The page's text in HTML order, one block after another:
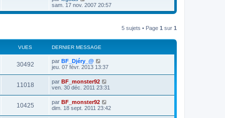
m
e
e
i
e
a
g
e
e
e
e
r
s
s
a
g
e
o
i
e
r
e
r
m
e
s
s
a
g
sam. 17 nov. 2007 20:57
5 sujets • Page 1 sur 1
VUES DERNIER MESSAGE
30492 par BF_Djéry_@
jeu. 07 févr. 2013 13:37
11018 par BF_monster92
ven. 30 déc. 2011 23:31
10425 par BF_monster92
dim. 18 sept. 2011 23:42